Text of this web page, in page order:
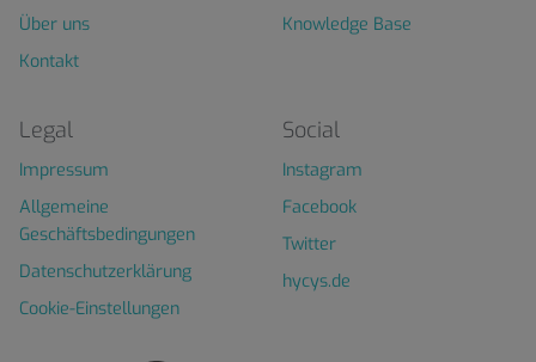
Über uns
Kontakt
Knowledge Base
Legal
Impressum
Allgemeine
Geschäftsbedingungen
Datenschutzerklärung
Cookie-Einstellungen
Social
Instagram
Facebook
Twitter
hycys.de